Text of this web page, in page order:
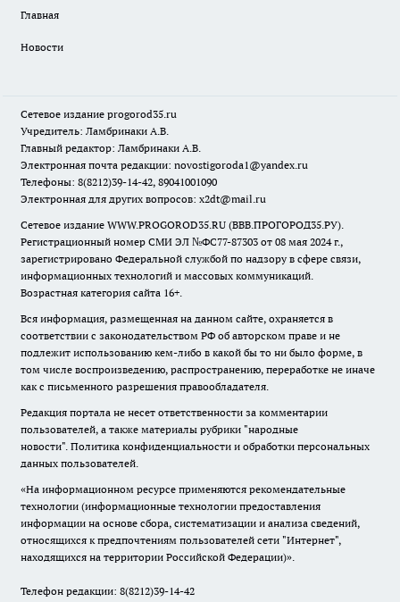
Главная
Новости
Сетевое издание progorod35.ru
Учредитель: Ламбринаки А.В.
Главный редактор: Ламбринаки А.В.
Электронная почта редакции: novostigoroda1@yandex.ru
Телефоны: 8(8212)39-14-42, 89041001090
Электронная для других вопросов: x2dt@mail.ru
Сетевое издание WWW.PROGOROD35.RU (ВВВ.ПРОГОРОД35.РУ).
Регистрационный номер СМИ ЭЛ №ФС77-87303 от 08 мая 2024 г.,
зарегистрировано Федеральной службой по надзору в сфере связи,
информационных технологий и массовых коммуникаций.
Возрастная категория сайта 16+.
Вся информация, размещенная на данном сайте, охраняется в
соответствии с законодательством РФ об авторском праве и не
подлежит использованию кем-либо в какой бы то ни было форме, в
том числе воспроизведению, распространению, переработке не иначе
как с письменного разрешения правообладателя.
Редакция портала не несет ответственности за комментарии
пользователей, а также материалы рубрики "народные
новости". Политика конфиденциальности и обработки персональных
данных пользователей.
«На информационном ресурсе применяются рекомендательные
технологии (информационные технологии предоставления
информации на основе сбора, систематизации и анализа сведений,
относящихся к предпочтениям пользователей сети "Интернет",
находящихся на территории Российской Федерации)».
Телефон редакции: 8(8212)39-14-42